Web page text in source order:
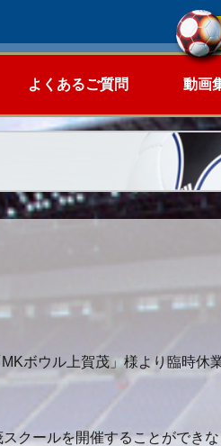
よくあるご質問 動画
ボウル上賀茂」様より臨時休
クールを開催することができ